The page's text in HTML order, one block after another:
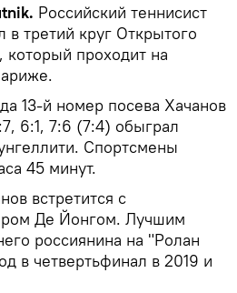
Российский теннисист
третий круг Открытого
проходит на
13-й номер посева Хачанов
6:1, 7:6 (7:4) обыграл
Спортсмены
45 минут.
встретится с
Де Йонгом. Лучшим
россиянина на "Ролан
в четвертьфинал в 2019 и